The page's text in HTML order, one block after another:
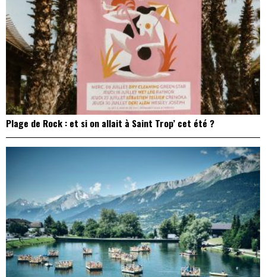
Plage de Rock : et si on allait à Saint Trop’ cet été ?